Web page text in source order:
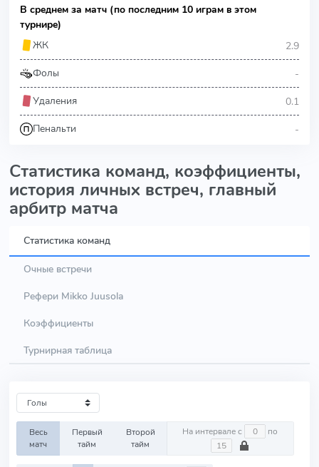
В среднем за матч (по последним 10 играм в этом
турнире)
ЖК
2.9
Фолы -
Удаления 0.1
Пенальти -
Статистика команд, коэффициенты,
история личных встреч, главный
арбитр матча
Статистика команд
Очные встречи
Рефери Mikko Juusola
Коэффициенты
Турнирная таблица
Весь
матч
Первый
тайм
Второй
тайм
На интервале с по